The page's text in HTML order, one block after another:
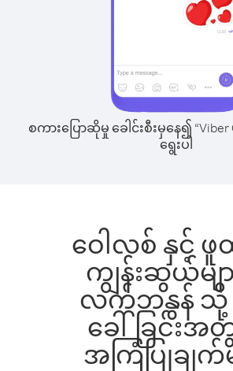
စကားပြောဆိုမှု ခေါင်းစီးမှနေ၍ “Viber
ရွေးပါ
ဝေါလစ် နှင့် ဖူ
ကျွန်းဆွယ်မျ
လက်ဘနွန် သို့
ခေါ်ခြင်း
အကြံပြုချက်မ